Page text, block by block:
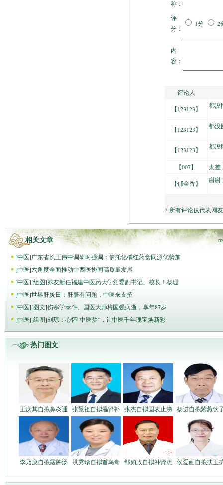
称：
评
分：
1分 2
内
容：
评论人
【123123】 都没
【123123】 都没
【123123】 都没
【007】 太差
【郁金香】 谢谢
* 所有评论仅代表网
相关文章
[中医]广东省长王伟中调研时强调：依托化橘红药食同源优势加
[中医]六角度全面推动中西医协同高质量发展
[中医][组图]苏友新任福建中医药大学党委副书记、校长！杨珊
[中医]世界肝炎日：肝脏有问题，中医来支招
[中医][图文]伤寒学泰斗、国医大师梅国强病逝，享年87岁
[中医][组图]刘琼：心怀“中医梦”，让中医千年瑰宝焕新彩
热门图文
王庆其自拟鼻炎通 张景祖自拟温肾补 张杰自拟固表止涕 杨进自拟紫菀饮
李乃庚自拟霰肿汤 洪秀珍自拟首乌膏 邹如政自拟补肾疏 侯爱画自拟扶正